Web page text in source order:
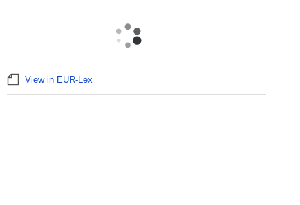
View in EUR-Lex